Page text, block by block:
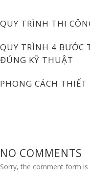
QUY TRÌNH THI
QUY TRÌNH 4 BƯỚC
ĐÚNG KỸ THUẬT
PHONG CÁCH
NO COMMENTS
Sorry, the comment form